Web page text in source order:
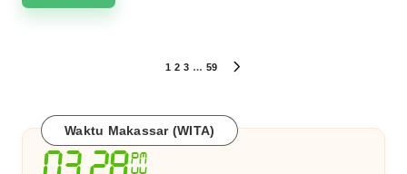
1 2 3 … 59
Waktu Makassar (WITA)